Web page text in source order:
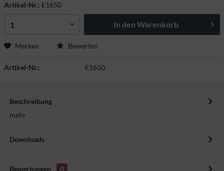
Artikel-Nr.: E1650
In den Warenkorb
Merken Bewerten
Artikel-Nr.: E1650
Beschreibung
mehr
Downloads
Bewertungen
0